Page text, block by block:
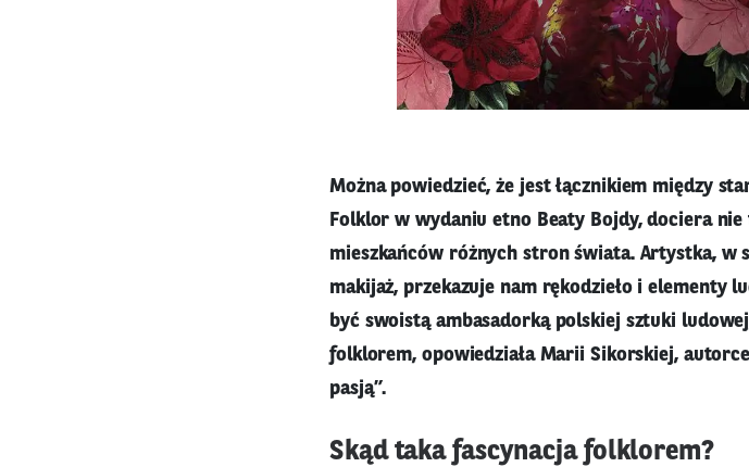
Można powiedzieć, że jest łącznikiem między
Folklor w wydaniu etno Beaty Bojdy, dociera
mieszkańców różnych stron świata. Artystka, w
makijaż, przekazuje nam rękodzieło i elementy
być swoistą ambasadorką polskiej sztuki
folklorem, opowiedziała Marii Sikorskiej,
pasją”.
Skąd taka fascynacja folklorem?